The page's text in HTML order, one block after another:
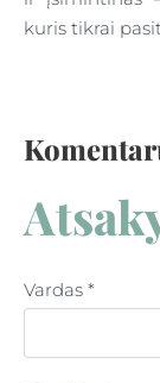
kuris tikrai
Vardas *